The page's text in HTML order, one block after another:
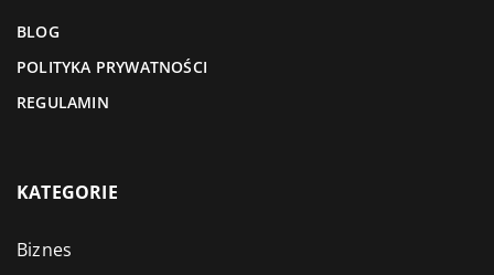
BLOG
POLITYKA PRYWATNOŚCI
REGULAMIN
KATEGORIE
Biznes